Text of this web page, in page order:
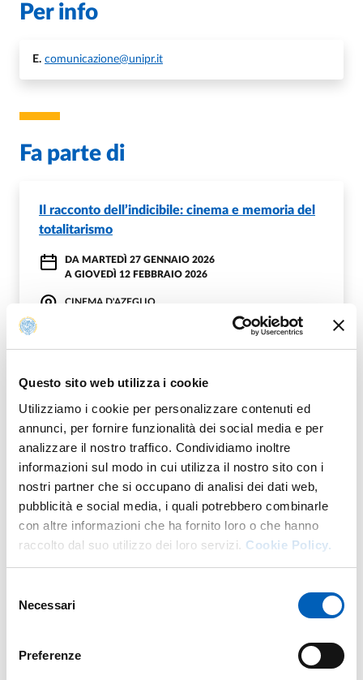
Questo sito web utilizza i cookie
Utilizziamo i cookie per personalizzare contenuti ed
annunci, per fornire funzionalità dei social media e per
analizzare il nostro traffico. Condividiamo inoltre
informazioni sul modo in cui utilizza il nostro sito con i
nostri partner che si occupano di analisi dei dati web,
pubblicità e social media, i quali potrebbero combinarle
con altre informazioni che ha fornito loro o che hanno
raccolto dal suo utilizzo dei loro servizi. Cookie Policy.
delNecessari
Preferenze
Per info
E. comunicazione@unipr.it
Fa parte di
Il racconto dell’indicibile: cinema e memoria del
totalitarismo
DA MARTEDÌ 27 GENNAIO 2026
A GIOVEDÌ 12 FEBBRAIO 2026
CINEMA D'AZEGLIO
VARIE MODALITÀ DI PARTECIPAZIONE
Mappa
+
−